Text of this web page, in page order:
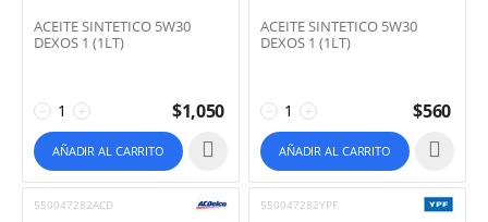
ACEITE SINTETICO 5W30
DEXOS 1 (1LT)
+
− $1,050
AÑADIR AL CARRITO
ACEITE SINTETICO 5W30
DEXOS 1 (1LT)
+
− $560
AÑADIR AL CARRITO
550047282ACD 550047282YPF